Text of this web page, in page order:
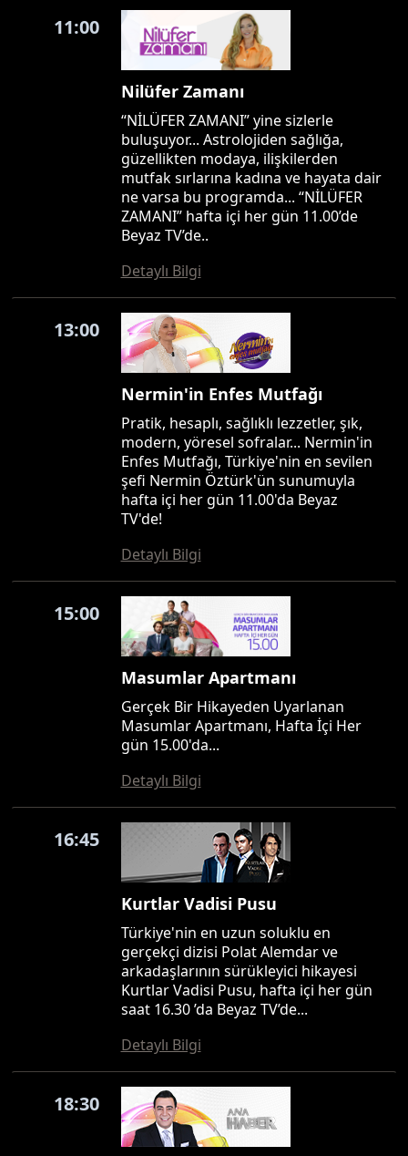
11:00
Nilüfer Zamanı
“NİLÜFER ZAMANI” yine sizlerle
buluşuyor... Astrolojiden sağlığa,
güzellikten modaya, ilişkilerden
mutfak sırlarına kadına ve hayata dair
ne varsa bu programda... “NİLÜFER
ZAMANI” hafta içi her gün 11.00’de
Beyaz TV’de..
Detaylı Bilgi
13:00
Nermin'in Enfes Mutfağı
Pratik, hesaplı, sağlıklı lezzetler, şık,
modern, yöresel sofralar... Nermin'in
Enfes Mutfağı, Türkiye'nin en sevilen
şefi Nermin Öztürk'ün sunumuyla
hafta içi her gün 11.00'da Beyaz
TV'de!
Detaylı Bilgi
15:00
Masumlar Apartmanı
Gerçek Bir Hikayeden Uyarlanan
Masumlar Apartmanı, Hafta İçi Her
gün 15.00'da...
Detaylı Bilgi
16:45
Kurtlar Vadisi Pusu
Türkiye'nin en uzun soluklu en
gerçekçi dizisi Polat Alemdar ve
arkadaşlarının sürükleyici hikayesi
Kurtlar Vadisi Pusu, hafta içi her gün
saat 16.30 ’da Beyaz TV’de...
Detaylı Bilgi
18:30